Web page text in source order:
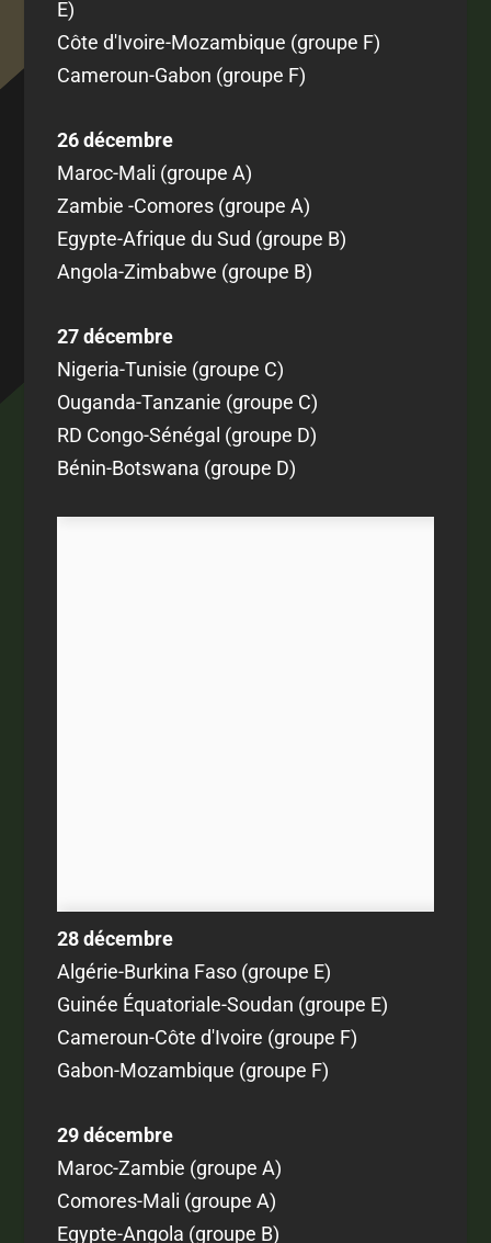
E)
Côte d'Ivoire-Mozambique (groupe F)
Cameroun-Gabon (groupe F)
26 décembre
Maroc-Mali (groupe A)
Zambie -Comores (groupe A)
Egypte-Afrique du Sud (groupe B)
Angola-Zimbabwe (groupe B)
27 décembre
Nigeria-Tunisie (groupe C)
Ouganda-Tanzanie (groupe C)
RD Congo-Sénégal (groupe D)
Bénin-Botswana (groupe D)
28 décembre
Algérie-Burkina Faso (groupe E)
Guinée Équatoriale-Soudan (groupe E)
Cameroun-Côte d'Ivoire (groupe F)
Gabon-Mozambique (groupe F)
29 décembre
Maroc-Zambie (groupe A)
Comores-Mali (groupe A)
Egypte-Angola (groupe B)